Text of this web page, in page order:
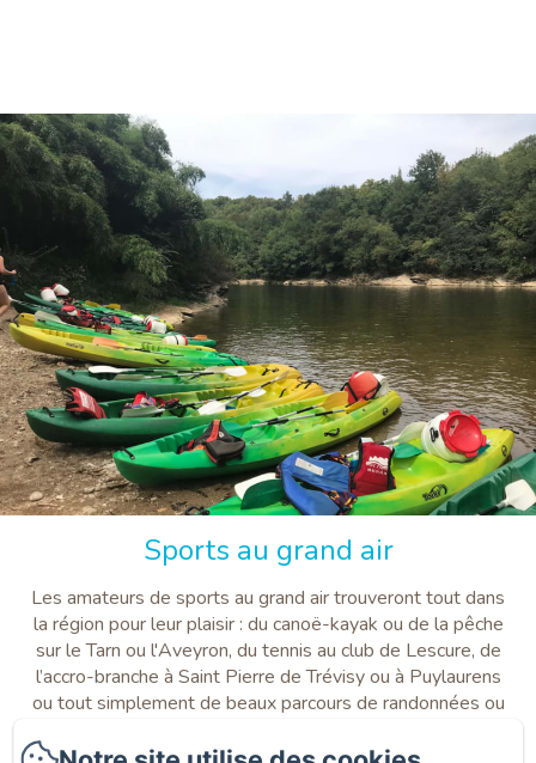
Sports au grand air
Les amateurs de sports au grand air trouveront tout dans
la région pour leur plaisir : du canoë-kayak ou de la pêche
sur le Tarn ou l'Aveyron, du tennis au club de Lescure, de
l’accro-branche à Saint Pierre de Trévisy ou à Puylaurens
ou tout simplement de beaux parcours de randonnées ou